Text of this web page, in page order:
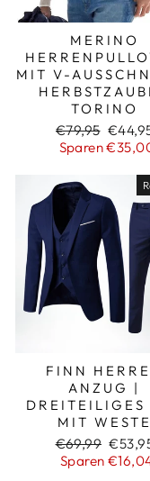
MERINO
MIT V-
TORINO
Normaler
Preis
€79,95
Sparen
FINN
ANZUG |
DREITEILIGES
MIT WESTE
Normaler
Preis
€69,99
Sparen